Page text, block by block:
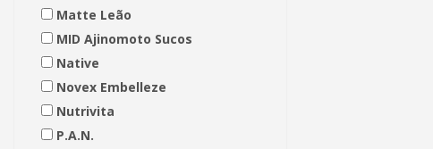
Matte Leão
MID Ajinomoto Sucos
Native
Novex Embelleze
Nutrivita
P.A.N.